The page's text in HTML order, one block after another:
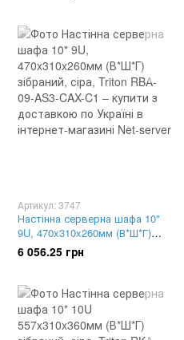
Артикул: 3747
Настінна серверна шафа 10"
9U, 470x310x260мм (В*Ш*Г)
зібраний, сіра, Triton RBA-09-
AS3-CAX-C1
6 056.25 грн